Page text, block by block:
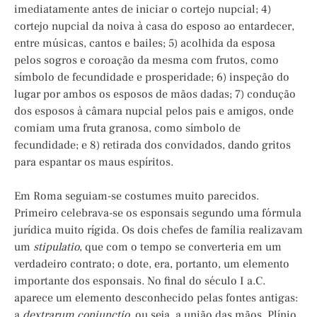
imediatamente antes de iniciar o cortejo nupcial; 4)
cortejo nupcial da noiva à casa do esposo ao entardecer,
entre músicas, cantos e bailes; 5) acolhida da esposa
pelos sogros e coroação da mesma com frutos, como
símbolo de fecundidade e prosperidade; 6) inspeção do
lugar por ambos os esposos de mãos dadas; 7) condução
dos esposos à câmara nupcial pelos pais e amigos, onde
comiam uma fruta granosa, como símbolo de
fecundidade; e 8) retirada dos convidados, dando gritos
para espantar os maus espíritos.
Em Roma seguiam-se costumes muito parecidos.
Primeiro celebrava-se os esponsais segundo uma fórmula
jurídica muito rígida. Os dois chefes de família realizavam
um stipulatio, que com o tempo se converteria em um
verdadeiro contrato; o dote, era, portanto, um elemento
importante dos esponsais. No final do século I a.C.
aparece um elemento desconhecido pelas fontes antigas: